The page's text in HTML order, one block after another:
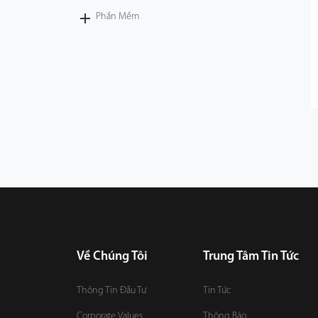
Phần Mềm
Về Chúng Tôi
Thông Tin Đầu Tư
Trung Tâm Tin Tức
Tin Tức